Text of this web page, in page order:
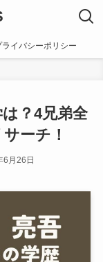
ライバシーポリシー
？4兄弟全
ーチ！
6月26日